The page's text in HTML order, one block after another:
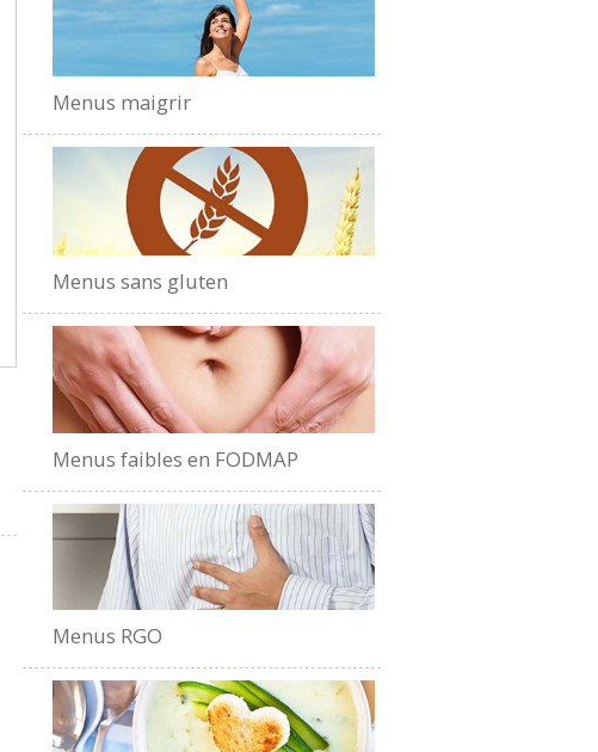
Menus maigrir
Menus sans gluten
Menus faibles en FODMAP
Menus RGO